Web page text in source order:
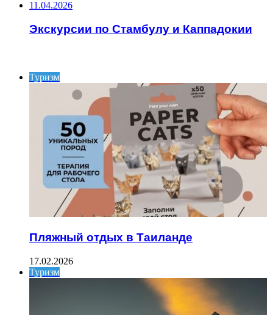
11.04.2026
Экскурсии по Стамбулу и Каппадокии
Туризм
Пляжный отдых в Таиланде
17.02.2026
Туризм